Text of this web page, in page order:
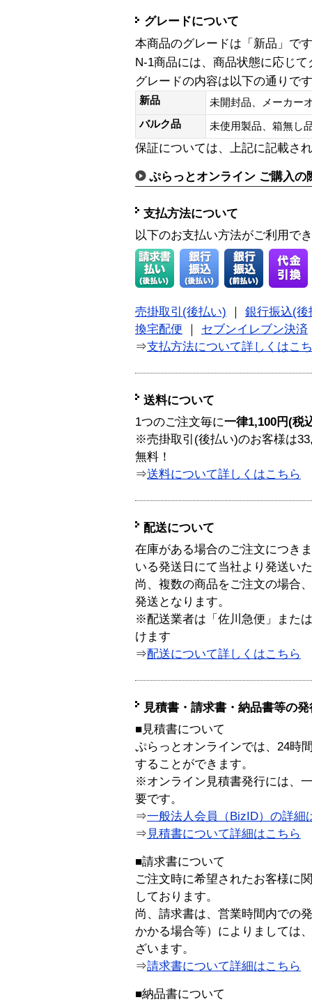
グレードについて
本商品のグレードは「新品」です
N-1商品には、商品状態に応じ
グレードの内容は以下の通りで
新品
未開封品、メーカー
バルク品
未使用製品、箱無
保証については、上記に記載さ
ぷらっとオンライン ご購入の
支払方法について
以下のお支払い方法がご利用で
売掛取引(後払い)
銀行振込(後
換宅配便
セブンイレブン決済
⇒支払方法について詳しくはこ
送料について
1つのご注文毎に一律1,100円(税
※売掛取引(後払い)のお客様は
無料！
⇒送料について詳しくはこちら
配送について
在庫がある場合のご注文につき
いる発送日にて当社より発送い
尚、複数の商品をご注文の場合
発送となります。
※配送業者は「佐川急便」また
けます
⇒配送について詳しくはこちら
見積書・請求書・納品書等の
■見積書について
ぷらっとオンラインでは、24時
することができます。
※オンライン見積書発行には、
要です。
⇒一般法人会員（BizID）の詳細
⇒ 見積書について詳細はこちら
■請求書について
ご注文時に希望されたお客様に
しております。
尚、請求書は、営業時間内での
かかる場合等）によりましては
ざいます。
⇒請求書について詳細はこちら
■納品書について